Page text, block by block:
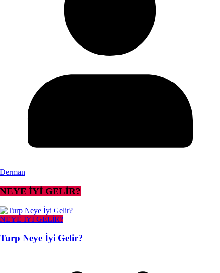
Derman
NEYE İYİ GELİR?
NEYE İYİ GELİR?
Turp Neye İyi Gelir?